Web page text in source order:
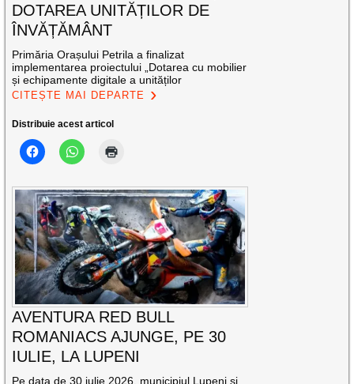
DOTAREA UNITĂȚILOR DE
ÎNVĂȚĂMÂNT
Primăria Orașului Petrila a finalizat
implementarea proiectului „Dotarea cu mobilier
și echipamente digitale a unităților
CITEȘTE MAI DEPARTE
Distribuie acest articol
AVENTURA RED BULL
ROMANIACS AJUNGE, PE 30
IULIE, LA LUPENI
Pe data de 30 iulie 2026, municipiul Lupeni și